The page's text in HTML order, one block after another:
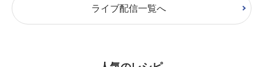
ライブ配信一覧へ